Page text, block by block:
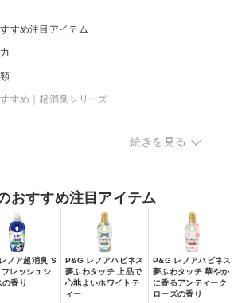
すめ注目アイテム
すめ｜超消臭シリーズ
すすめ｜オードリュクスシリーズ続きを見る
おすすめ注目アイテム
ノア超消臭 S
レッシュシ
の香り
P&G レノアハピネス
夢ふわタッチ 上品で
心地よいホワイトテ
ィー
P&G レノアハピネス
夢ふわタッチ 華やか
に香るアンティーク
ローズの香り